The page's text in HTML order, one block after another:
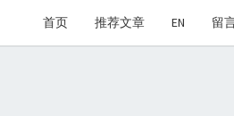
首页 推荐文章 EN 留